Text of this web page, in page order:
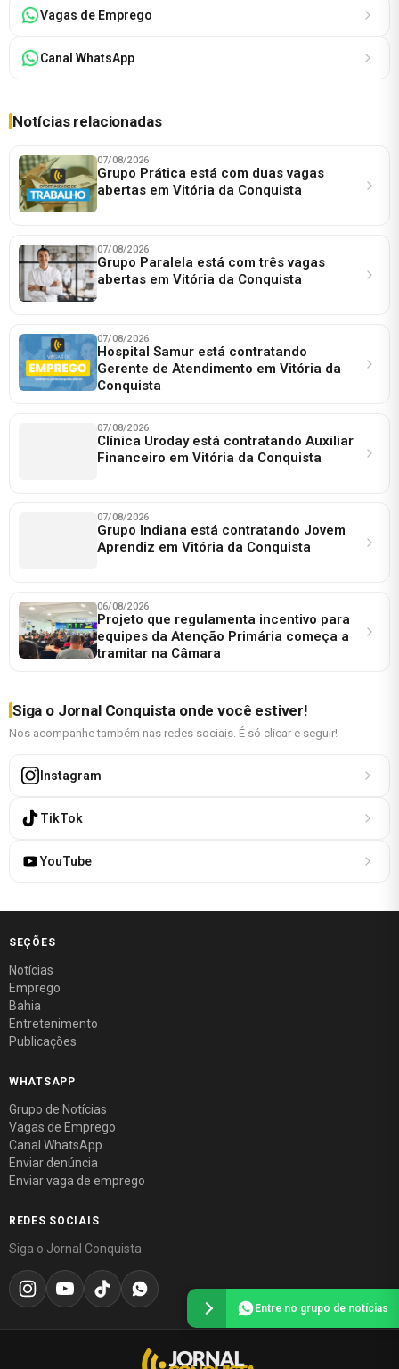
Vagas de Emprego
Canal WhatsApp
Notícias relacionadas
07/08/2026
Grupo Prática está com duas vagas
abertas em Vitória da Conquista
07/08/2026
Grupo Paralela está com três vagas
abertas em Vitória da Conquista
07/08/2026
Hospital Samur está contratando
Gerente de Atendimento em Vitória da
Conquista
07/08/2026
Clínica Uroday está contratando Auxiliar
Financeiro em Vitória da Conquista
07/08/2026
Grupo Indiana está contratando Jovem
Aprendiz em Vitória da Conquista
06/08/2026
Projeto que regulamenta incentivo para
equipes da Atenção Primária começa a
tramitar na Câmara
Siga o Jornal Conquista onde você estiver!
Nos acompanhe também nas redes sociais. É só clicar e seguir!
Instagram
TikTok
YouTube
SEÇÕES
Notícias
Emprego
Bahia
Entretenimento
Publicações
WHATSAPP
Grupo de Notícias
Vagas de Emprego
Canal WhatsApp
Enviar denúncia
Enviar vaga de emprego
REDES SOCIAIS
Siga o Jornal Conquista
Entre no grupo de notícias